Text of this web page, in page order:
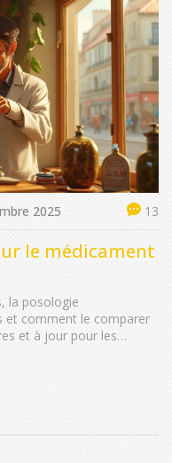
2025 13
le médicament
la posologie
et comment le comparer
et à jour pour les